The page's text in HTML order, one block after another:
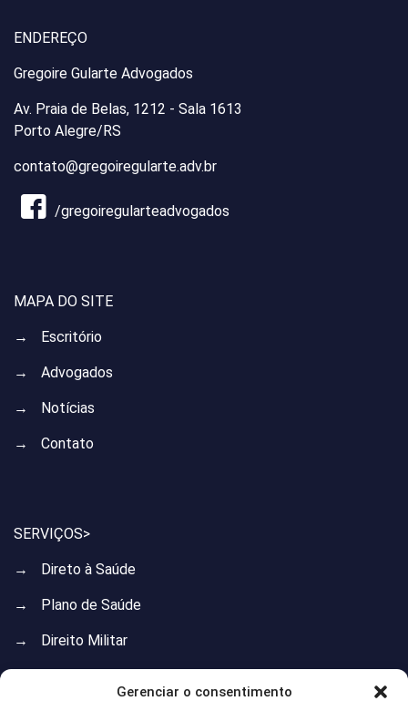
Gerenciar o consentimento
ENDEREÇO
Gregoire Gularte Advogados
Av. Praia de Belas, 1212 - Sala 1613
Porto Alegre/RS
contato@gregoiregularte.adv.br
/gregoiregularteadvogados
MAPA DO SITE
→ Escritório
→ Advogados
→ Notícias
→ Contato
SERVIÇOS>
→ Direto à Saúde
→ Plano de Saúde
→ Direito Militar